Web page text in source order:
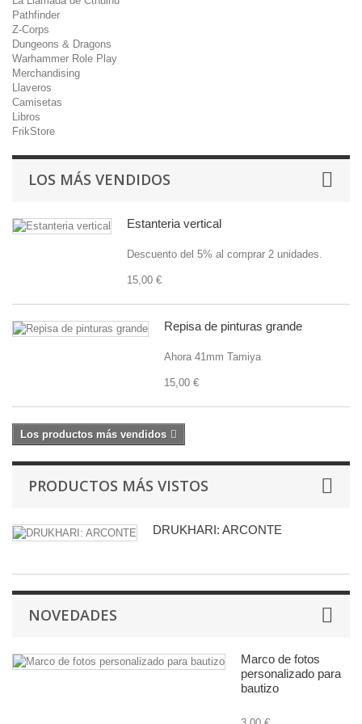
Pathfinder
Z-Corps
Dungeons & Dragons
Warhammer Role Play
Merchandising
Llaveros
Camisetas
Libros
FrikStore
LOS MÁS VENDIDOS
Estanteria vertical
Descuento del 5% al comprar 2 unidades.
15,00 €
Repisa de pinturas grande
Ahora 41mm Tamiya
15,00 €
Los productos más vendidos
PRODUCTOS MÁS VISTOS
DRUKHARI: ARCONTE
NOVEDADES
Marco de fotos
personalizado para
bautizo